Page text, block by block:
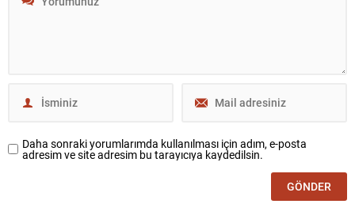
Daha sonraki yorumlarımda kullanılması için adım, e-posta
adresim ve site adresim bu tarayıcıya kaydedilsin.